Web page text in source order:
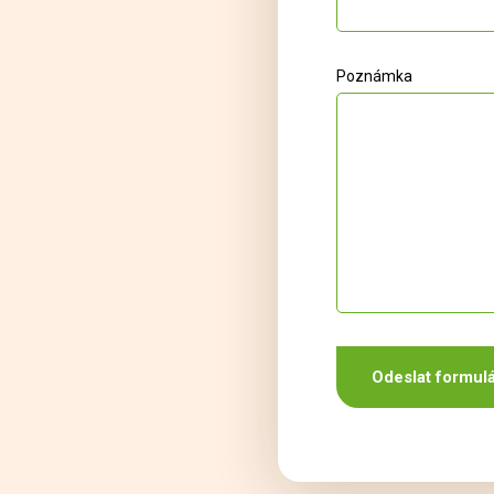
Poznámka
Odeslat